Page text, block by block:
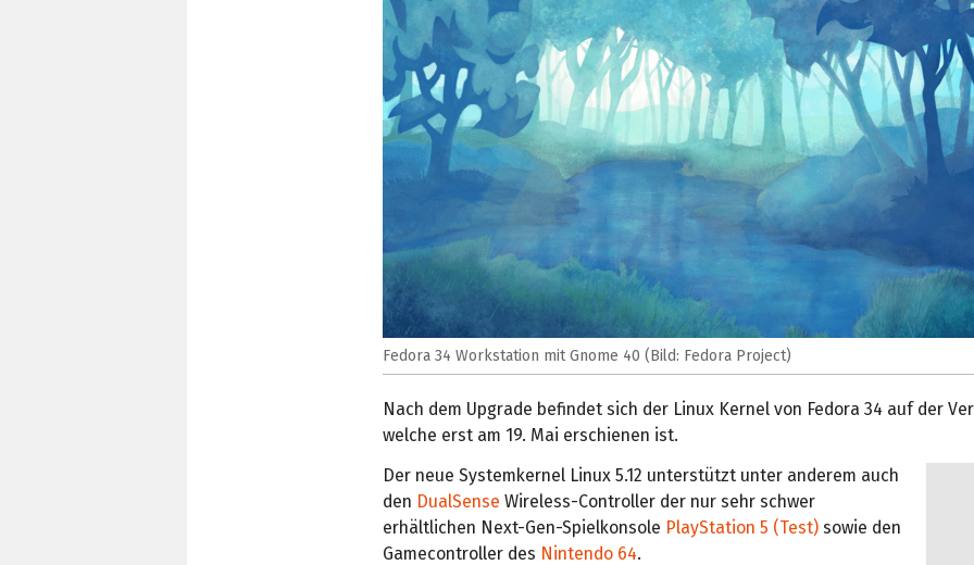
Fedora 34 Workstation mit Gnome 40 (Bild: Fedora Project)
Nach dem Upgrade befindet sich der Linux Kernel von Fedora 34 auf der
welche erst am 19. Mai erschienen ist.
Der neue Systemkernel Linux 5.12 unterstützt unter anderem auch
den DualSense Wireless-Controller der nur sehr schwer
erhältlichen Next-Gen-Spielkonsole PlayStation 5 (Test) sowie den
Gamecontroller des Nintendo 64.